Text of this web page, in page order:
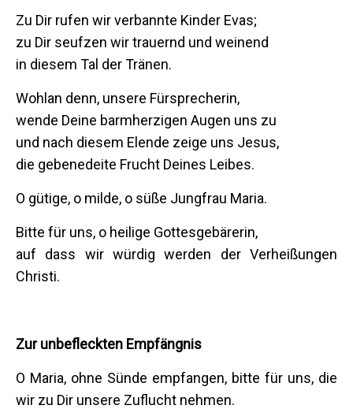
Zu Dir rufen wir verbannte Kinder Evas;
zu Dir seufzen wir trauernd und weinend
in diesem Tal der Tränen.
Wohlan denn, unsere Fürsprecherin,
wende Deine barmherzigen Augen uns zu
und nach diesem Elende zeige uns Jesus,
die gebenedeite Frucht Deines Leibes.
O gütige, o milde, o süße Jungfrau Maria.
Bitte für uns, o heilige Gottesgebärerin,
auf dass wir würdig werden der Verheißungen
Christi.
Zur unbefleckten Empfängnis
O Maria, ohne Sünde empfangen, bitte für uns, die
wir zu Dir unsere Zuflucht nehmen.